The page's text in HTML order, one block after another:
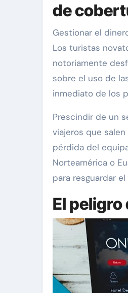
de
Gestionar el
Los turistas
notoriamente
sobre el uso de
inmediato de los
Prescindir de un
viajeros que
pérdida del
Norteamérica o
para resguardar
El